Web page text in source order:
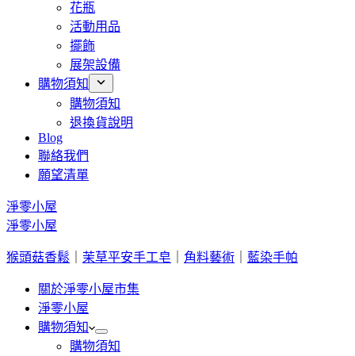
花瓶
活動用品
擺飾
展架設備
購物須知
購物須知
退換貨說明
Blog
聯絡我們
願望清單
淨零小屋
淨零小屋
猴頭菇香鬆 茉草平安手工皂 角料藝術 藍染手帕
關於淨零小屋市集
淨零小屋
購物須知
購物須知